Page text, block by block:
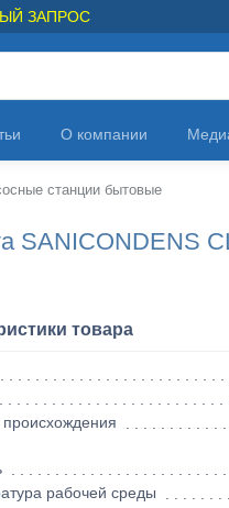
ЗАПРОС
О компании
станции бытовые
SANICONDENS
товара
рабочей среды